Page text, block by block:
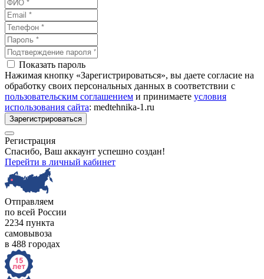
Показать пароль
Нажимая кнопку «Зарегистрироваться», вы даете согласие на
обработку своих персональных данных в соответствии с
пользовательским соглашением и принимаете условия
использования сайта: medtehnika-1.ru
Зарегистрироваться
Регистрация
Спасибо, Ваш аккаунт успешно создан!
Перейти в личный кабинет
Отправляем
по всей России
2234 пункта
самовывоза
в 488 городах